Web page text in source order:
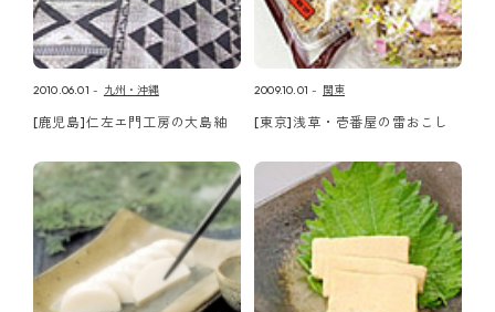
2010.06.01 九州・沖縄
[鹿児島]仁左エ門工房の大島紬
2009.10.01 関東
[東京]浅草・壱番屋の雷おこし